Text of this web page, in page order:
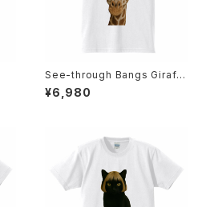
See-through Bangs Giraff
e
¥6,980